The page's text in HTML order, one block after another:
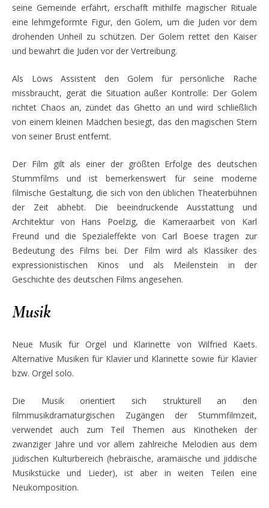
seine Gemeinde erfährt, erschafft mithilfe magischer Rituale
eine lehmgeformte Figur, den Golem, um die Juden vor dem
drohenden Unheil zu schützen. Der Golem rettet den Kaiser
und bewahrt die Juden vor der Vertreibung.
Als Löws Assistent den Golem für persönliche Rache
missbraucht, gerät die Situation außer Kontrolle: Der Golem
richtet Chaos an, zündet das Ghetto an und wird schließlich
von einem kleinen Mädchen besiegt, das den magischen Stern
von seiner Brust entfernt.
Der Film gilt als einer der größten Erfolge des deutschen
Stummfilms und ist bemerkenswert für seine moderne
filmische Gestaltung, die sich von den üblichen Theaterbühnen
der Zeit abhebt. Die beeindruckende Ausstattung und
Architektur von Hans Poelzig, die Kameraarbeit von Karl
Freund und die Spezialeffekte von Carl Boese tragen zur
Bedeutung des Films bei. Der Film wird als Klassiker des
expressionistischen Kinos und als Meilenstein in der
Geschichte des deutschen Films angesehen.
Musik
Neue Musik für Orgel und Klarinette von Wilfried Kaets.
Alternative Musiken für Klavier und Klarinette sowie für Klavier
bzw. Orgel solo.
Die Musik orientiert sich strukturell an den
filmmusikdramaturgischen Zugängen der Stummfilmzeit,
verwendet auch zum Teil Themen aus Kinotheken der
zwanziger Jahre und vor allem zahlreiche Melodien aus dem
jüdischen Kulturbereich (hebräische, aramäische und jiddische
Musikstücke und Lieder), ist aber in weiten Teilen eine
Neukomposition.